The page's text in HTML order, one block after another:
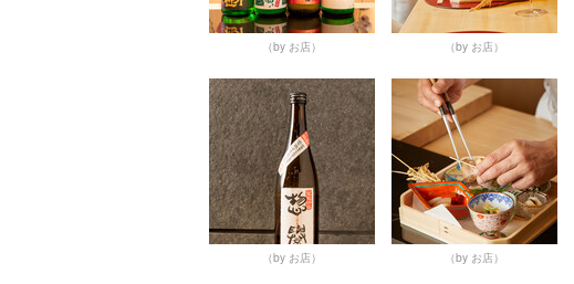
（by お店） （by お店）
（by お店） （by お店）